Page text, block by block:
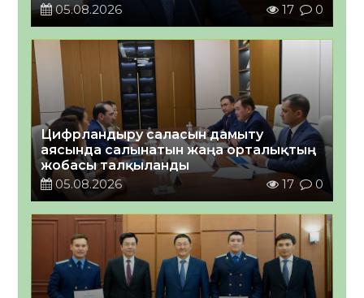
05.08.2026
17 0
Цифрландыру саласын дамыту
аясында салынатын жаңа орталықтың
жобасы талқыланды
05.08.2026
17 0